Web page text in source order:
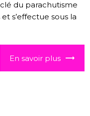
du parachutisme
s’effectue sous la
En savoir plus